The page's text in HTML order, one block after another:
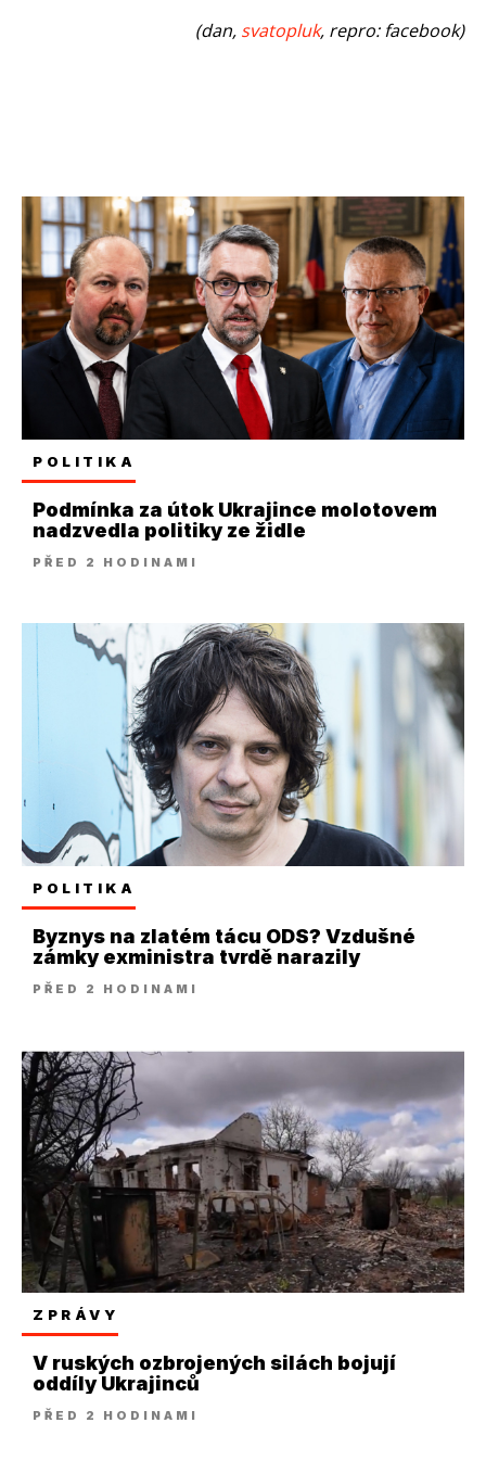
(dan, svatopluk, repro: facebook)
POLITIKA
Podmínka za útok Ukrajince molotovem
nadzvedla politiky ze židle
PŘED 2 HODINAMI
POLITIKA
Byznys na zlatém tácu ODS? Vzdušné
zámky exministra tvrdě narazily
PŘED 2 HODINAMI
ZPRÁVY
V ruských ozbrojených silách bojují
oddíly Ukrajinců
PŘED 2 HODINAMI